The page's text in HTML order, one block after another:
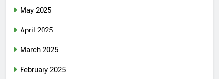
May 2025
April 2025
March 2025
February 2025